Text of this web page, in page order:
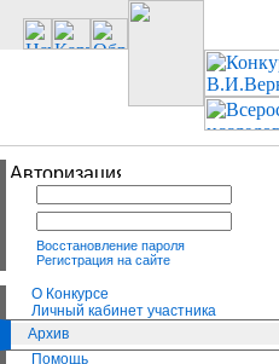
Восстановление пароля
Регистрация на сайте
О Конкурсе
Личный кабинет участника
Архив
Помощь